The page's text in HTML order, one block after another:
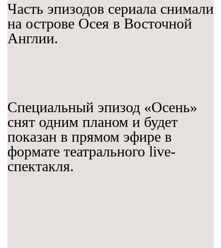
Часть эпизодов сериала снимали
на острове Осея в Восточной
Англии.
Специальный эпизод «Осень»
снят одним планом и будет
показан в прямом эфире в
формате театрального live-
спектакля.